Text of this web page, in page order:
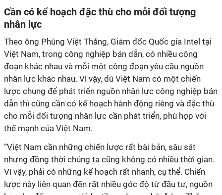
Cần có kế hoạch đặc thù cho mỗi đối tượng
nhân lực
Theo ông Phùng Việt Thắng, Giám đốc Quốc gia Intel tại
Việt Nam, trong công nghiệp bán dẫn, có nhiều công
đoạn khác nhau và mỗi một công đoạn yêu cầu nguồn
nhân lực khác nhau. Vì vậy, dù Việt Nam có một chiến
lược chung để phát triển nguồn nhân lực công nghiệp bán
dẫn thì cũng cần có kế hoạch hành động riêng và đặc thù
cho mỗi đối tượng nhân lực cần phát triển, phù hợp với
thế mạnh của Việt Nam.
“Việt Nam cần những chiến lược rất bài bản, sâu sát
nhưng đồng thời chúng ta cũng không có nhiều thời gian.
Vì vậy, phải có những kế hoạch rất nhanh, cụ thể. Chiến
lược này liên quan đến rất nhiều góc độ từ đầu tư, nguồn